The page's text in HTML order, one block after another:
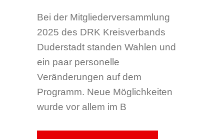
Bei der Mitgliederversammlung
2025 des DRK Kreisverbands
Duderstadt standen Wahlen und
ein paar personelle
Veränderungen auf dem
Programm. Neue Möglichkeiten
wurde vor allem im B